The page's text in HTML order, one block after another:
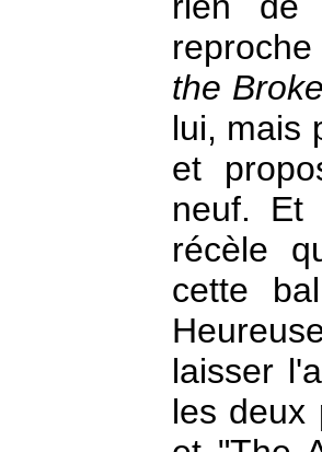
the
lui, mais
et
neuf. Et
récèle
cette
laisser
les deux